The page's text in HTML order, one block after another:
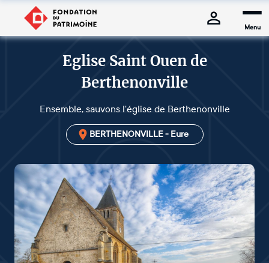
Menu
Eglise Saint Ouen de
Berthenonville
Ensemble, sauvons l'église de Berthenonville
BERTHENONVILLE - Eure